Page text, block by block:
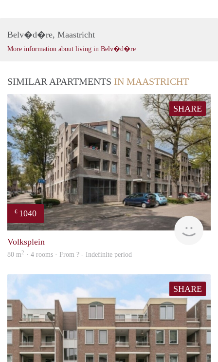
Belv�d�re, Maastricht
More information about living in Belv�d�re
SIMILAR APARTMENTS IN MAASTRICHT
SHARE
€ 1040
Volksplein
80 m2 · 4 rooms · From ? - Indefinite period
SHARE